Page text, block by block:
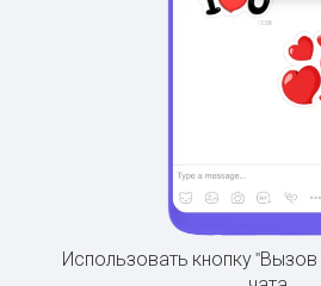
Использовать кнопку